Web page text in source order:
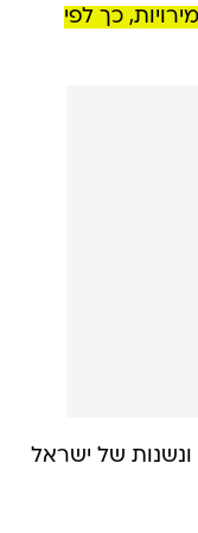
כך לפי
ונשנות של ישראל